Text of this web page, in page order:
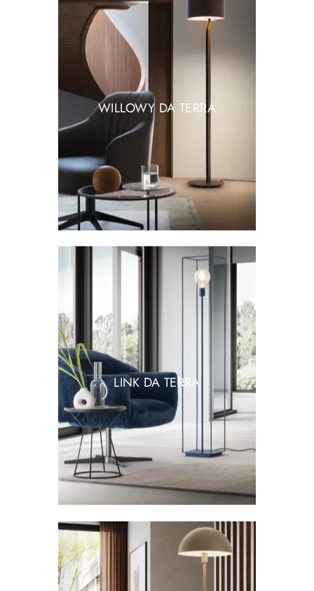
WILLOWY DA TERRA
LINK DA TERRA